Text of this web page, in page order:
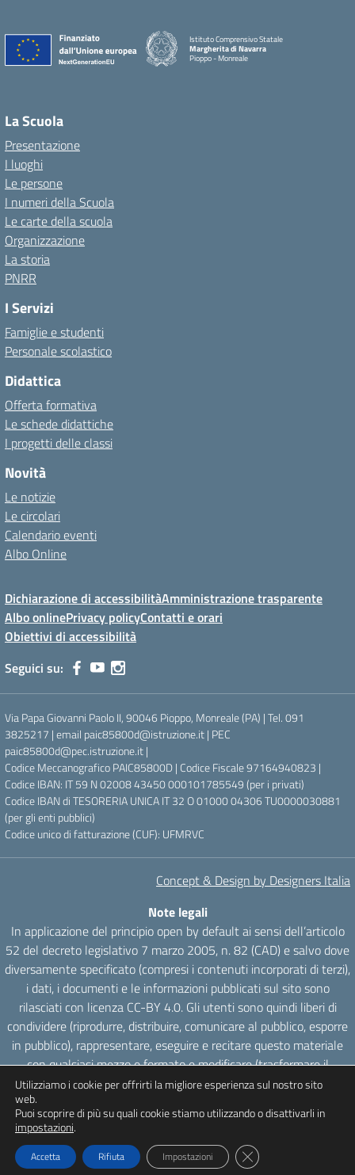
Istituto Comprensivo Statale
Margherita di Navarra
Pioppo - Monreale
La Scuola
Presentazione
I luoghi
Le persone
I numeri della Scuola
Le carte della scuola
Organizzazione
La storia
PNRR
I Servizi
Famiglie e studenti
Personale scolastico
Didattica
Offerta formativa
Le schede didattiche
I progetti delle classi
Novità
Le notizie
Le circolari
Calendario eventi
Albo Online
Dichiarazione di accessibilitàAmministrazione trasparente
Albo onlinePrivacy policyContatti e orari
Obiettivi di accessibilità
Seguici su:
Via Papa Giovanni Paolo II, 90046 Pioppo, Monreale (PA) | Tel. 091
3825217 | email paic85800d@istruzione.it | PEC
paic85800d@pec.istruzione.it |
Codice Meccanografico PAIC85800D | Codice Fiscale 97164940823 |
Codice IBAN: IT 59 N 02008 43450 000101785549 (per i privati)
Codice IBAN di TESORERIA UNICA IT 32 O 01000 04306 TU0000030881
(per gli enti pubblici)
Codice unico di fatturazione (CUF): UFMRVC
Concept & Design by Designers Italia
Note legali
In applicazione del principio open by default ai sensi dell’articolo
52 del decreto legislativo 7 marzo 2005, n. 82 (CAD) e salvo dove
diversamente specificato (compresi i contenuti incorporati di terzi),
i dati, i documenti e le informazioni pubblicati sul sito sono
rilasciati con licenza CC-BY 4.0. Gli utenti sono quindi liberi di
condividere (riprodurre, distribuire, comunicare al pubblico, esporre
in pubblico), rappresentare, eseguire e recitare questo materiale
con qualsiasi mezzo e formato e modificare (trasformare il
materiale e utilizzarlo per opere derivate) per qualsiasi fine, anche
commerciale con il solo onere di attribuzione, senza apporre
restrizioni aggiuntive.
Utilizziamo i cookie per offrirti la migliore esperienza sul nostro sito
web.
Puoi scoprire di più su quali cookie stiamo utilizzando o disattivarli in
impostazioni.
Accetta Rifiuta Impostazioni Close GDPR Cookie